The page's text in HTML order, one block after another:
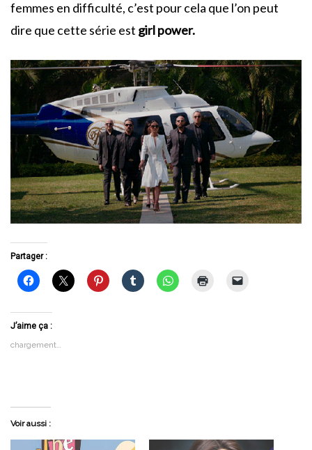
femmes en difficulté, c’est pour cela que l’on peut
dire que cette série est girl power.
Partager :
J’aime ça :
chargement…
Voir aussi :